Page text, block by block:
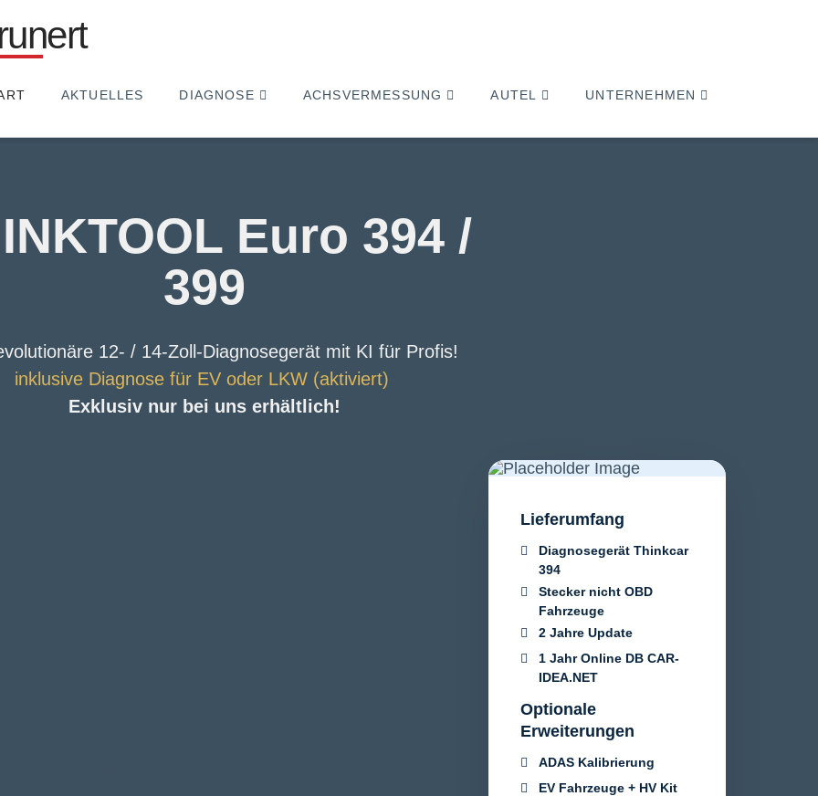
AKTUELLES DIAGNOSE ACHSVERMESSUNG AUTEL UNTERNEHMEN
Euro 394 /
399
12- / 14-Zoll-Diagnosegerät mitKI für Profis!
inklusive Diagnose für EV oder LKW (aktiviert)
Exklusiv nur bei uns erhältlich!
Lieferumfang
Diagnosegerät Thinkcar
394
Stecker nicht OBD
Fahrzeuge
2 Jahre Update
1 Jahr Online DB CAR-
IDEA.NET
Optionale
Erweiterungen
ADAS Kalibrierung
EV Fahrzeuge + HV Kit